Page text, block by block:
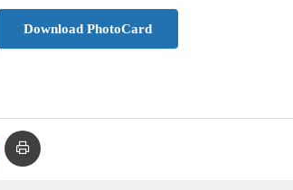
Download PhotoCard